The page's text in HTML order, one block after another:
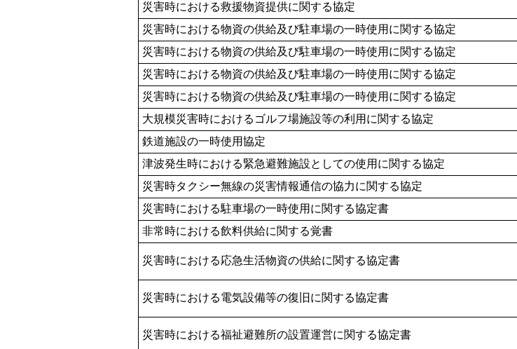
災害時における救援物資提供に関する協定
災害時における物資の供給及び駐車場の一時使用に関する協定
災害時における物資の供給及び駐車場の一時使用に関する協定
災害時における物資の供給及び駐車場の一時使用に関する協定
災害時における物資の供給及び駐車場の一時使用に関する協定
大規模災害時におけるゴルフ場施設等の利用に関する協定
鉄道施設の一時使用協定
津波発生時における緊急避難施設としての使用に関する協定
災害時タクシー無線の災害情報通信の協力に関する協定
災害時における駐車場の一時使用に関する協定書
非常時における飲料供給に関する覚書
災害時における応急生活物資の供給に関する協定書
災害時における電気設備等の復旧に関する協定書
災害時における福祉避難所の設置運営に関する協定書